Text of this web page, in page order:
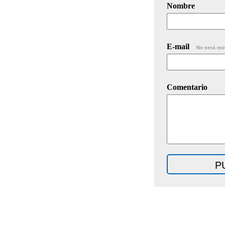
Nombre
E-mail No será
Comentario